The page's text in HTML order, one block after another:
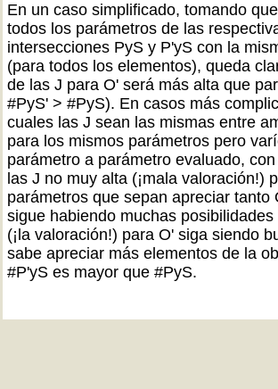
En un caso simplificado, tomando
todos los parámetros de las
intersecciones PyS y P'yS con la
(para todos los elementos), queda
de las J para O' será más alta que
#PyS' > #PyS). En casos más
cuales las J sean las mismas entre
para los mismos parámetros pero
parámetro a parámetro evaluado,
las J no muy alta (¡mala valoración!)
parámetros que sepan apreciar tanto
sigue habiendo muchas posibilidades
(¡la valoración!) para O' siga siendo
sabe apreciar más elementos de la
#P'yS es mayor que #PyS.